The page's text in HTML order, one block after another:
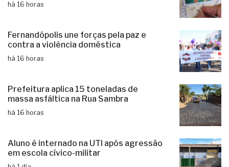
há 16 horas
Fernandópolis une forças pela paz e
contra a violência doméstica
há 16 horas
Prefeitura aplica 15 toneladas de
massa asfáltica na Rua Sambra
há 16 horas
Aluno é internado na UTI após agressão
em escola cívico-militar